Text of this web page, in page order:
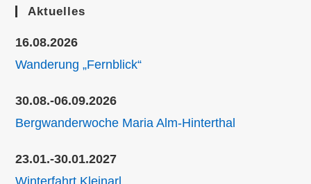
Aktuelles
16.08.2026
Wanderung „Fernblick“
30.08.-06.09.2026
Bergwanderwoche Maria Alm-Hinterthal
23.01.-30.01.2027